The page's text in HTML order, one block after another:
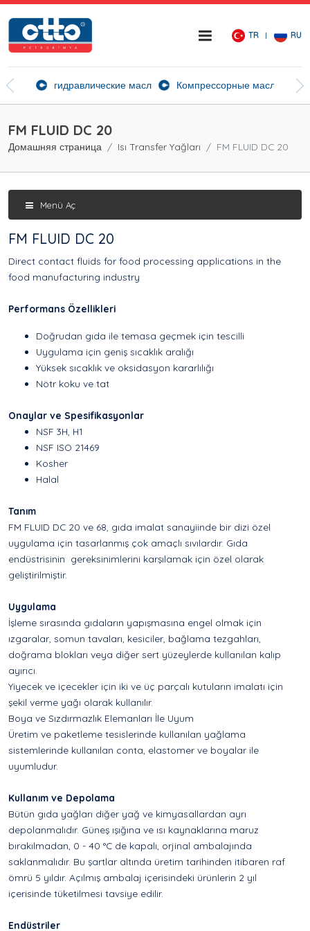
TR RU
агенты гидравлические масла Компрессорные масла
FM FLUID DC 20
Домашняя страница Isı Transfer Yağları FM FLUID DC 20
Menü Aç
FM FLUID DC 20
Direct contact fluids for food processing applications in the
food manufacturing industry
Performans Özellikleri
Doğrudan gıda ile temasa geçmek için tescilli
Uygulama için geniş sıcaklık aralığı
Yüksek sıcaklık ve oksidasyon kararlılığı
Nötr koku ve tat
Onaylar ve Spesifikasyonlar
NSF 3H, H1
NSF ISO 21469
Kosher
Halal
Tanım
FM FLUID DC 20 ve 68, gıda imalat sanayiinde bir dizi özel
uygulama için tasarlanmış çok amaçlı sıvılardır. Gıda
endüstrisinin gereksinimlerini karşılamak için özel olarak
geliştirilmiştir.
Uygulama
İşleme sırasında gıdaların yapışmasına engel olmak için
ızgaralar, somun tavaları, kesiciler, bağlama tezgahları,
doğrama blokları veya diğer sert yüzeylerde kullanılan kalıp
ayırıcı.
Yiyecek ve içecekler için iki ve üç parçalı kutuların imalatı için
şekil verme yağı olarak kullanılır.
Boya ve Sızdırmazlık Elemanları İle Uyum
Üretim ve paketleme tesislerinde kullanılan yağlama
sistemlerinde kullanılan conta, elastomer ve boyalar ile
uyumludur.
Kullanım ve Depolama
Bütün gıda yağları diğer yağ ve kimyasallardan ayrı
depolanmalıdır. Güneş ışığına ve ısı kaynaklarına maruz
bırakılmadan, 0 - 40 °C de kapalı, orjinal ambalajında
saklanmalıdır. Bu şartlar altında üretim tarihinden itibaren raf
ömrü 5 yıldır. Açılmış ambalaj içerisindeki ürünlerin 2 yıl
içerisinde tüketilmesi tavsiye edilir.
Endüstriler